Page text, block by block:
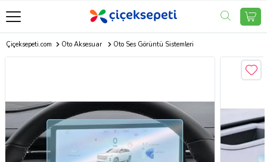
Çiçeksepeti.com Oto Aksesuar Oto Ses Görüntü Sistemleri